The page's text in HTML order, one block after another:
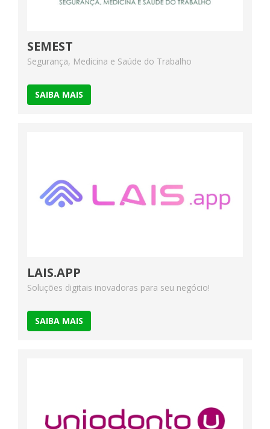
SEMEST
Segurança, Medicina e Saúde do Trabalho
SAIBA MAIS
LAIS.APP
Soluções digitais inovadoras para​ seu negócio!
SAIBA MAIS